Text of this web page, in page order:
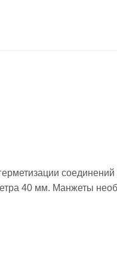
40 мм. Манжеты